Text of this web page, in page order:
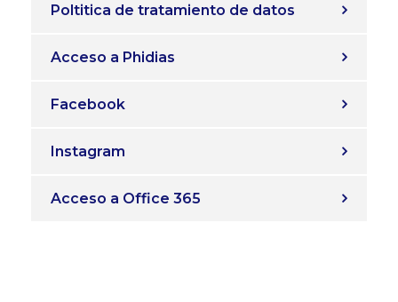
Poltitica de tratamiento de datos
Acceso a Phidias
Facebook
Instagram
Acceso a Office 365